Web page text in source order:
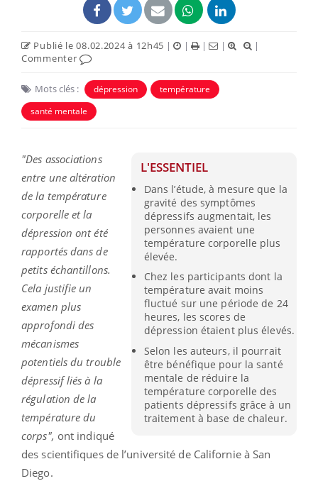
Publié le 08.02.2024 à 12h45 | | | |
|
Commenter
Mots clés : dépression
température
santé mentale
L'ESSENTIEL
Dans l’étude, à mesure que la
gravité des symptômes
dépressifs augmentait, les
personnes avaient une
température corporelle plus
élevée.
Chez les participants dont la
température avait moins
fluctué sur une période de 24
heures, les scores de
dépression étaient plus élevés.
Selon les auteurs, il pourrait
être bénéfique pour la santé
mentale de réduire la
température corporelle des
patients dépressifs grâce à un
traitement à base de chaleur.
"Des associations
entre une altération
de la température
corporelle et la
dépression ont été
rapportés dans de
petits échantillons.
Cela justifie un
examen plus
approfondi des
mécanismes
potentiels du trouble
dépressif liés à la
régulation de la
température du
corps", ont indiqué
des scientifiques de l’université de Californie à San
Diego.